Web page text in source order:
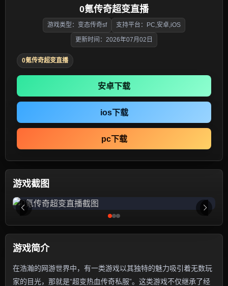
0氪传奇超变直播
游戏类型：变态传奇sf 支持平台：PC,安卓,iOS
更新时间：2026年07月02日
0氪传奇超变直播
安卓下载
ios下载
pc下载
游戏截图
游戏简介
在浩瀚的网游世界中，有一类游戏以其独特的魅力吸引着无数玩
家的目光，那就是“超变热血传奇私服”。这类游戏不仅继承了经